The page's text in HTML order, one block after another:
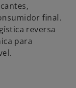
final.
reversa
para